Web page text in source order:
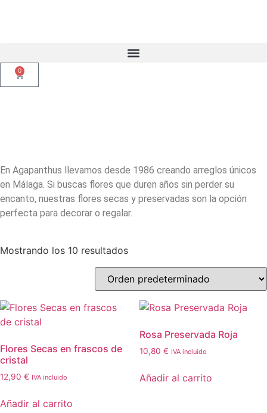
0
En Agapanthus llevamos desde 1986 creando arreglos únicos
en Málaga. Si buscas flores que duren años sin perder su
encanto, nuestras flores secas y preservadas son la opción
perfecta para decorar o regalar.
Mostrando los 10 resultados
Flores Secas en frascos de
cristal
12,90 € IVA incluido
Añadir al carrito
Rosa Preservada Roja
10,80 € IVA incluido
Añadir al carrito